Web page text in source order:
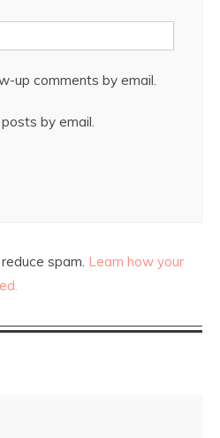
up comments by email.
by email.
spam. Learn how your